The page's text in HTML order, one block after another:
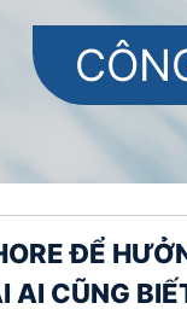
ĐỂ
AI CŨNG